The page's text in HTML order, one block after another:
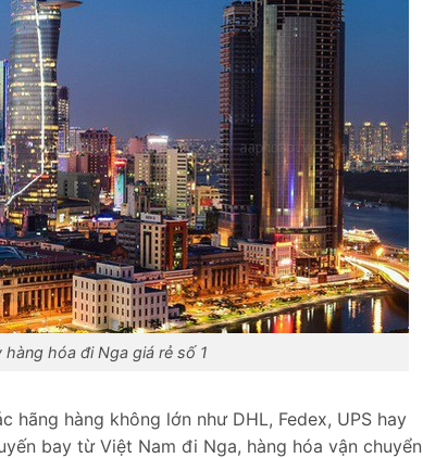
hàng hóa đi Nga giá rẻ số 1
hàng không lớn như DHL, Fedex, UPS hay
bay từ Việt Nam đi Nga, hàng hóa vận chuyển